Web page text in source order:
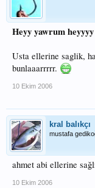
Heyy yawrum heyyyy
Usta ellerine saglik,
bunlaaarrrrr.
10 Ekim 2006
kral balıkçı
mustafa
ahmet abi ellerine
10 Ekim 2006